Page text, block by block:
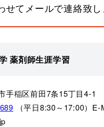
せてメールで連絡致し
薬剤師生涯学習
手稲区前田7条15丁目4-1
（平日8:30～17:00）E-